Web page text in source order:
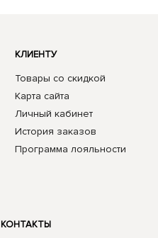
КЛИЕНТУ
Товары со скидкой
Карта сайта
Личный кабинет
История заказов
Программа лояльности
КОНТАКТЫ